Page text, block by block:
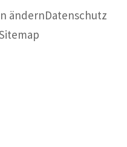
ändernDatenschutz